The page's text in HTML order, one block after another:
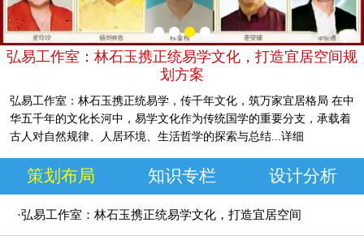
弘易工作室：林石玉携正统易学文化，打造宜居空间规
划方案
弘易工作室：林石玉携正统易学，传千年文化，筑万家宜居格局 在中
华五千年的文化长河中，易学文化作为传统国学的重要分支，承载着
古人对自然规律、人居环境、生活哲学的探索与总结...详细
策划布局 知识专栏 设计分析
·弘易工作室：林石玉携正统易学文化，打造宜居空间